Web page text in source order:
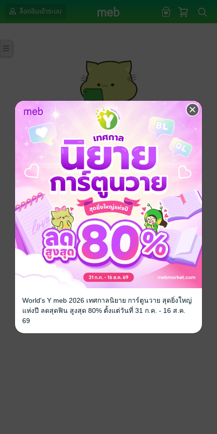
ล็อกอินเข้าระบบ
กรุณาเข้าสู่ระบบก่อนดำเนินรายการด้วยค่ะ
ล็อกอินเข้าระบบ
World's Y meb 2026 เทศกาลนิยาย การ์ตูนวาย สุดยิ่งใหญ่
แห่งปี ลดสุดฟิน สูงสุด 80% ตั้งแต่วันที่ 31 ก.ค. - 16 ส.ค.
69